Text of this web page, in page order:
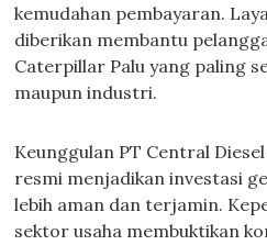
kemudahan pembayaran.
diberikan membantu
Caterpillar Palu yang paling
maupun industri.
Keunggulan PT Central
resmi menjadikan investasi
lebih aman dan terjamin.
sektor usaha membuktikan